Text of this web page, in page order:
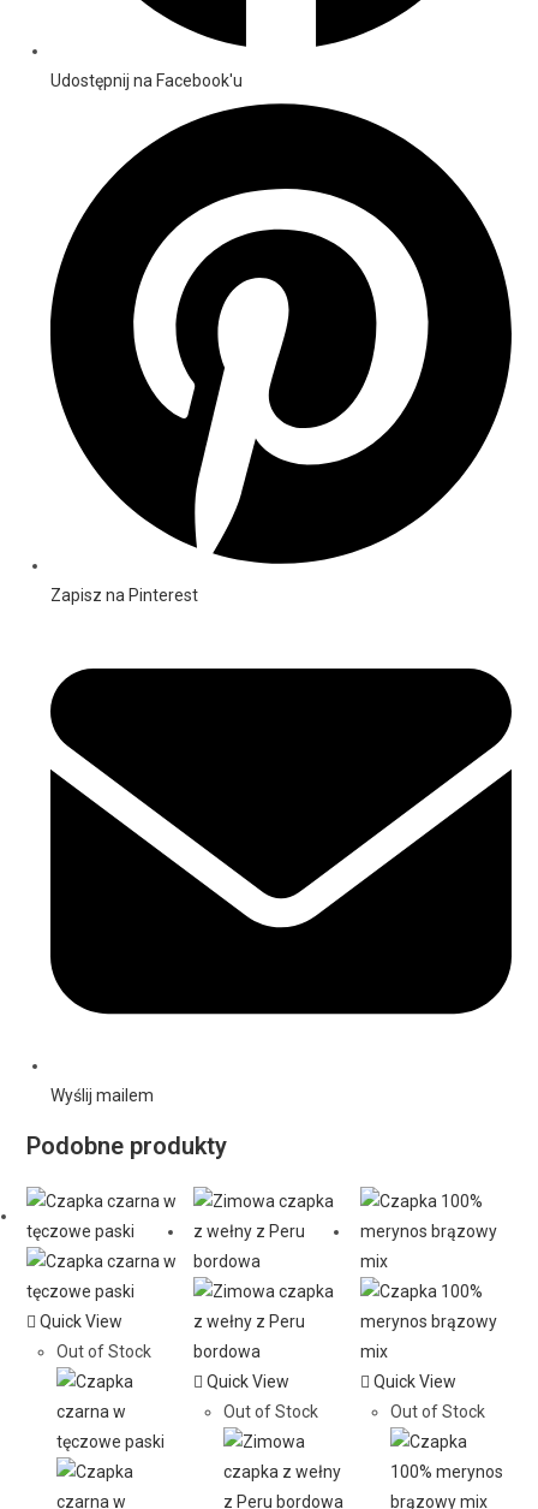
Udostępnij na Facebook'u
Zapisz na Pinterest
Wyślij mailem
Podobne produkty
Quick View
Out of Stock
Quick View
Out of Stock
Quick View
Out of Stock